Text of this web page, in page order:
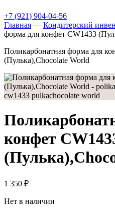
+7 (921) 904-04-56
Главная — Кондитерский
форма для конфет CW1433
Поликарбонатная форма для
(Пулька),Chocolate World
конфет
1 350 ₽
Нет в наличии